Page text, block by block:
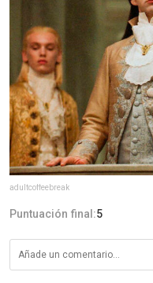
adultcoffeebreak
Puntuación final:5